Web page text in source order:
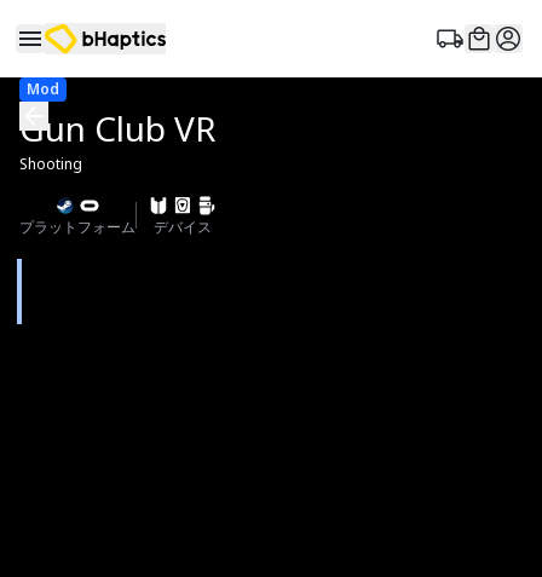
Mod
Gun Club VR
Shooting
プラットフォーム デバイス